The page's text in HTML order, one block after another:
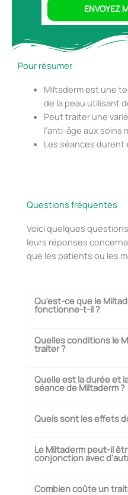
ENVOYEZ
Pour résumer
Miltaderm est une
de la peau utilisant
Peut traiter une
l’anti-âge aux soins
Les séances durent
Questions fréquentes
Voici quelques
leurs réponses
que les patients ou les
Qu'est-ce que le
fonctionne-t-il ?
Quelles conditions le
traiter ?
Quelle est la durée et
séance de Miltaderm ?
Quels sont les effets
Le Miltaderm peut-il
conjonction avec
Combien coûte un